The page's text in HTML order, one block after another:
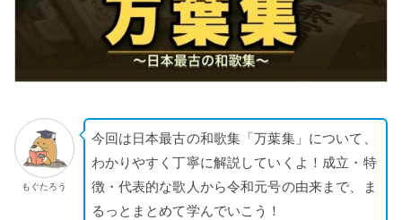
もぐたろう
今回は日本最古の和歌集「万葉集」について、
わかりやすく丁寧に解説していくよ！成立・特
徴・代表的な歌人から令和元号の由来まで、ま
るっとまとめて学んでいこう！